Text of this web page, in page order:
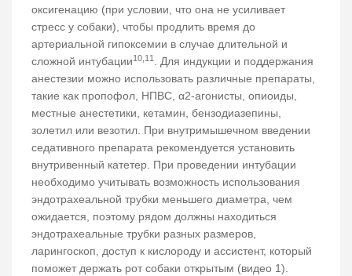
оксигенацию (при условии, что она не усиливает
стресс у собаки), чтобы продлить время до
артериальной гипоксемии в случае длительной и
сложной интубации10,11 . Для индукции и поддержания
анестезии можно использовать различные препараты,
такие как пропофол, НПВС, α2-агонисты, опиоиды,
местные анестетики, кетамин, бензодиазепины,
золетил или везотил. При внутримышечном введении
седативного препарата рекомендуется установить
внутривенный катетер. При проведении интубации
необходимо учитывать возможность использования
эндотрахеальной трубки меньшего диаметра, чем
ожидается, поэтому рядом должны находиться
эндотрахеальные трубки разных размеров,
ларингоскоп, доступ к кислороду и ассистент, который
поможет держать рот собаки открытым (видео 1).